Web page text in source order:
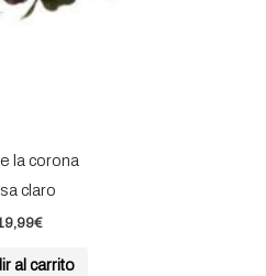
la corona
claro
€
al carrito